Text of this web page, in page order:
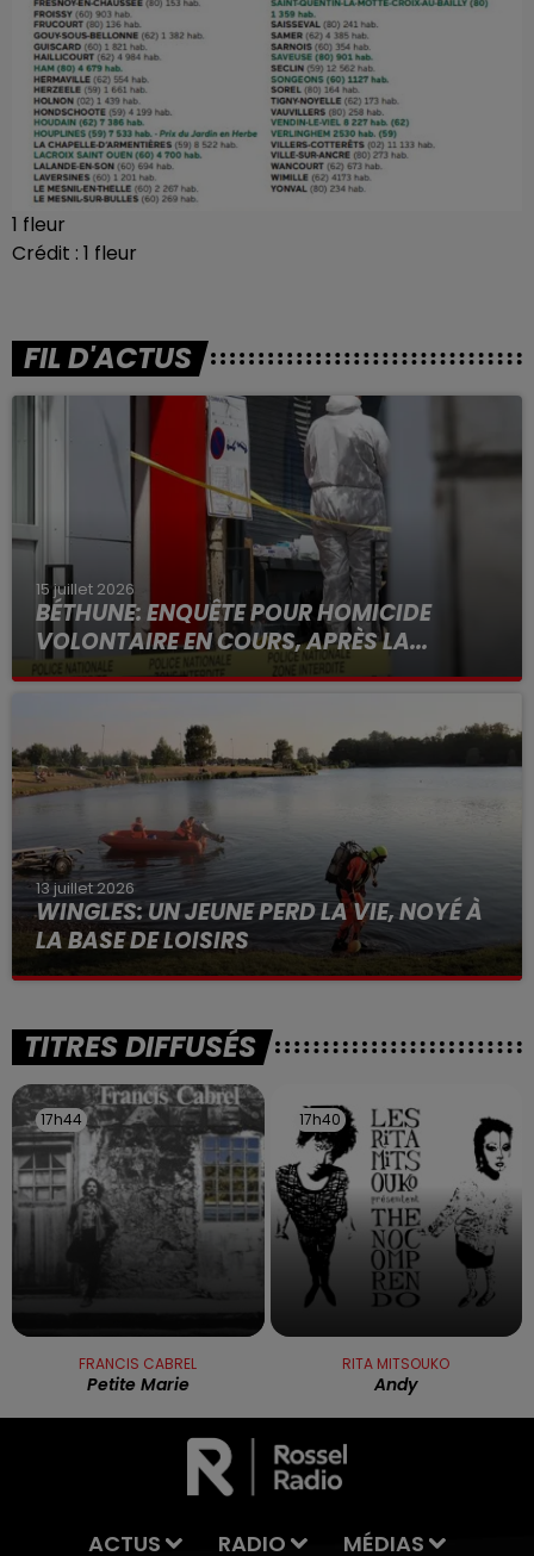
1 fleur
Crédit : 1 fleur
FIL D'ACTUS
15 juillet 2026
BÉTHUNE: ENQUÊTE POUR HOMICIDE
VOLONTAIRE EN COURS, APRÈS LA...
Selon les premiers éléments, le logement servait
13 juillet 2026
WINGLES: UN JEUNE PERD LA VIE, NOYÉ À
LA BASE DE LOISIRS
La victime a coulé à pic
TITRES DIFFUSÉS
17h44
17h44
FRANCIS CABREL
Petite Marie
17h40
17h40
RITA MITSOUKO
Andy
ACTUS RADIO MÉDIAS